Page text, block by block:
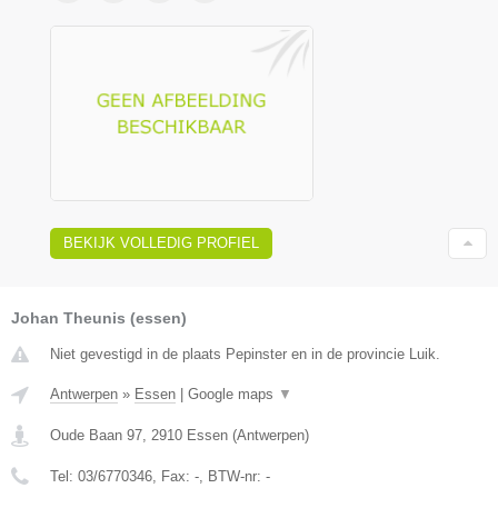
BEKIJK VOLLEDIG PROFIEL
Johan Theunis (essen)
Niet gevestigd in de plaats Pepinster en in de provincie Luik.
Antwerpen » Essen Google maps ▼
Oude Baan 97, 2910 Essen (Antwerpen)
Tel: 03/6770346, Fax: -, BTW-nr: -